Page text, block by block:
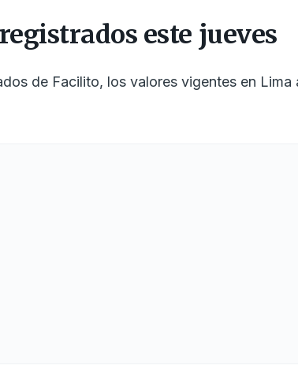
este jueves
de Facilito, los valores vigentes en Lima